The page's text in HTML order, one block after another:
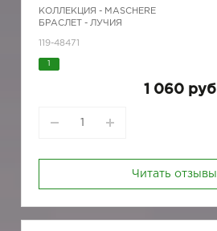
КОЛЛЕКЦИЯ - MASCHERE
БРАСЛЕТ - ЛУЧИЯ
119-48471
1 060 руб
Читать отзывы